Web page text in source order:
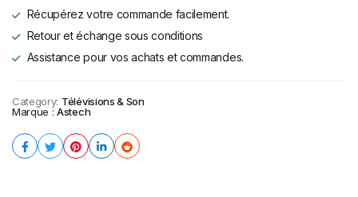
Récupérez votre commande facilement.
Retour et échange sous conditions
Assistance pour vos achats et commandes.
Category: Télévisions & Son
Marque :Astech